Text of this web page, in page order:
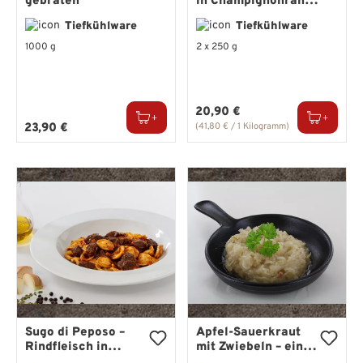
Tiefkühlware
1000 g
Regulärer Preis:
23,90 €
– zarte Filetstücke
in feiner Sauce
Tiefkühlware
2 x 250 g
Regulärer Preis:
20,90 €
(41,80 € / 1 Kilogramm)
Sugo di Peposo –
Rindfleisch in
Apfel-Sauerkraut
mit Zwiebeln – ein